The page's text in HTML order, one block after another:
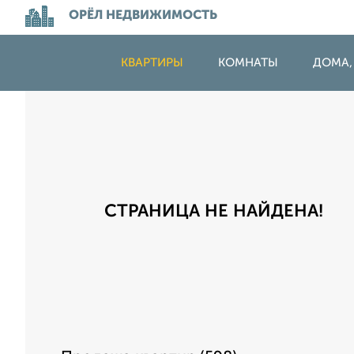
ОРЁЛ НЕДВИЖИМОСТЬ
КВАРТИРЫ КОМНАТЫ ДОМА,
СТРАНИЦА НЕ НАЙДЕНА!